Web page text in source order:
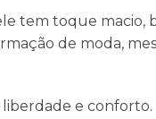
tem toque macio,
de moda,
e conforto.